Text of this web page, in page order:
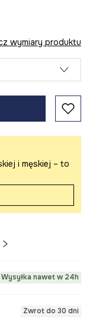
wymiary produktu
i męskiej – to
Wysyłka nawet w 24h
Zwrot do 30 dni